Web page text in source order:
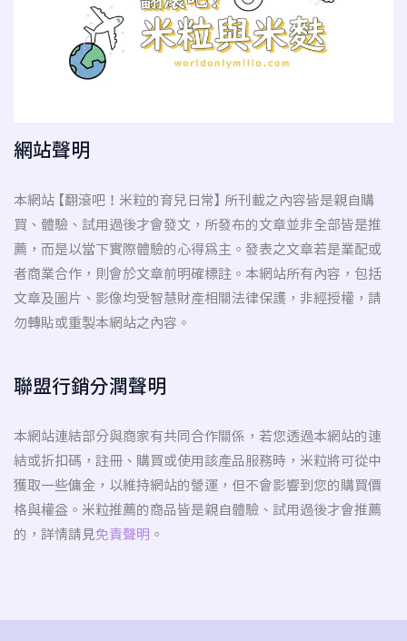
網站聲明
本網站 【翻滾吧！米粒的育兒日常】 所刊載之內容皆是親自購
買、體驗、試用過後才會發文，所發布的文章並非全部皆是推
薦，而是以當下實際體驗的心得為主。發表之文章若是業配或
者商業合作，則會於文章前明確標註。本網站所有內容，包括
文章及圖片、影像均受智慧財產相關法律保護，非經授權，請
勿轉貼或重製本網站之內容。
聯盟行銷分潤聲明
本網站連結部分與商家有共同合作關係，若您透過本網站的連
結或折扣碼，註冊、購買或使用該產品服務時，米粒將可從中
獲取一些傭金，以維持網站的營運，但不會影響到您的購買價
格與權益。米粒推薦的商品皆是親自體驗、試用過後才會推薦
的，詳情請見 免責聲明 。